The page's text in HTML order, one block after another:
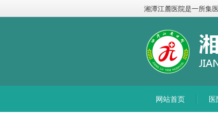
湘潭江麓医院是一所集
网站首页 医